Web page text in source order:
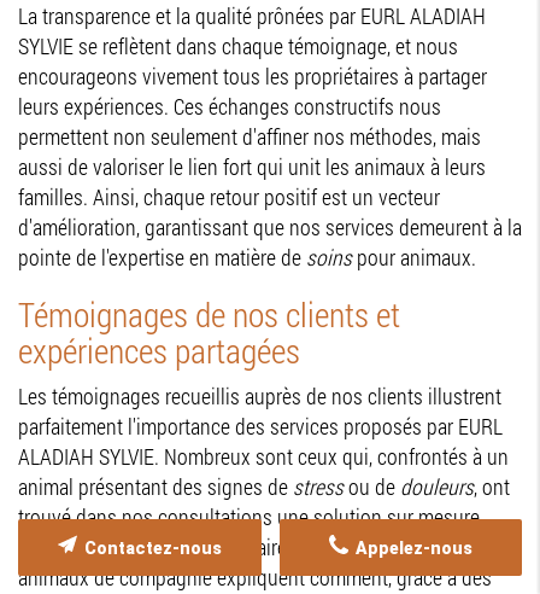
La transparence et la qualité prônées par EURL ALADIAH
SYLVIE se reflètent dans chaque témoignage, et nous
encourageons vivement tous les propriétaires à partager
leurs expériences. Ces échanges constructifs nous
permettent non seulement d'affiner nos méthodes, mais
aussi de valoriser le lien fort qui unit les animaux à leurs
familles. Ainsi, chaque retour positif est un vecteur
d'amélioration, garantissant que nos services demeurent à la
pointe de l'expertise en matière de soinspour animaux.
Témoignages de nos clients et
expériences partagées
Les témoignages recueillis auprès de nos clients illustrent
parfaitement l'importance des services proposés par EURL
ALADIAH SYLVIE. Nombreux sont ceux qui, confrontés à un
animal présentant des signes de stressou de douleurs, ont
trouvé dans nos consultations une solution sur mesure.
Parmi eux, plusieurs propriétaires de chiens et autres
animaux de compagnie expliquent comment, grâce à des
Appelez-nous
Contactez-nous